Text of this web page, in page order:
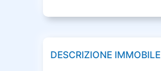
DESCRIZIONE IMMOBILE